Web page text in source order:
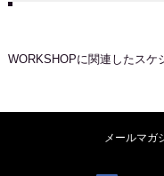
WORKSHOPに関連したスケ
メールマガ